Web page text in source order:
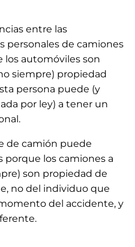
entre las
personales de camiones
los automóviles son
siempre) propiedad
persona puede (y
por ley) a tener un
de camión puede
porque los camiones a
son propiedad de
no del individuo que
del accidente, y